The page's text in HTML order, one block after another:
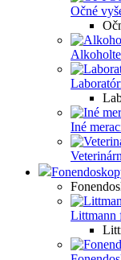
Očné
Iné
Littmann